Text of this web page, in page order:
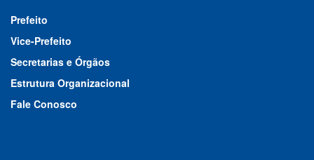
Prefeito
Vice-Prefeito
Secretarias e Órgãos
Estrutura Organizacional
Fale Conosco